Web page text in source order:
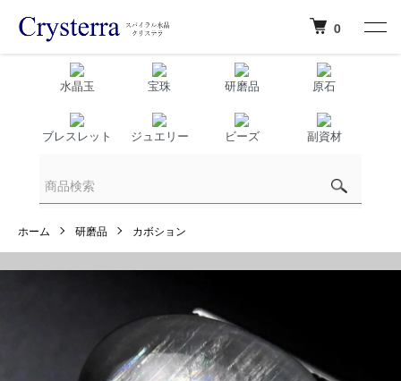
0
水晶玉 宝珠 研磨品 原石
ブレスレット ジュエリー ビーズ 副資材
ホーム 研磨品 カボション